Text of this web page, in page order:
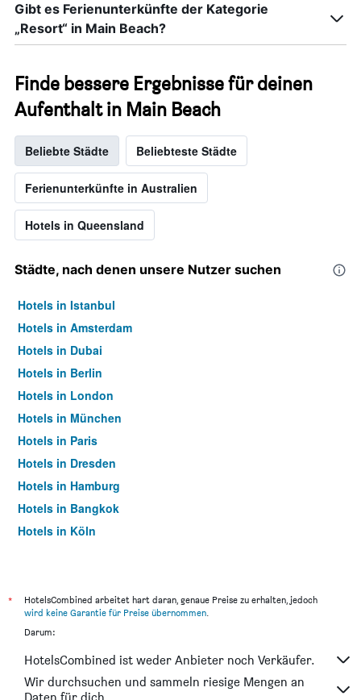
Gibt es Ferienunterkünfte der Kategorie
„Resort“ in Main Beach?
Finde bessere Ergebnisse für deinen
Aufenthalt in Main Beach
Beliebte Städte Beliebteste Städte
Ferienunterkünfte in Australien
Hotels in Queensland
Städte, nach denen unsere Nutzer suchen
Hotels in Istanbul
Hotels in Amsterdam
Hotels in Dubai
Hotels in Berlin
Hotels in London
Hotels in München
Hotels in Paris
Hotels in Dresden
Hotels in Hamburg
Hotels in Bangkok
Hotels in Köln
*
HotelsCombined arbeitet hart daran, genaue Preise zu erhalten, jedoch
wird keine Garantie für Preise übernommen.
Darum:
HotelsCombined ist weder Anbieter noch Verkäufer.
Wir durchsuchen und sammeln riesige Mengen an